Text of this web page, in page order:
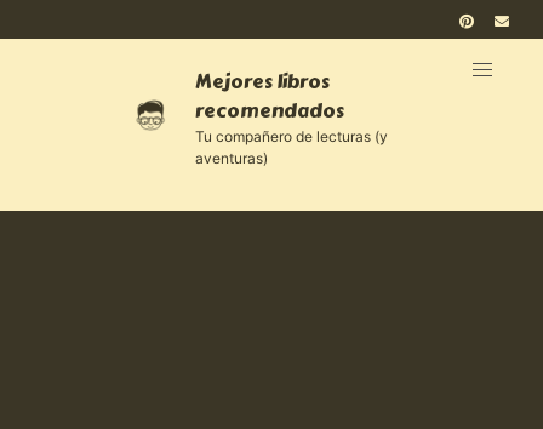
Mejores libros
recomendados
Tu compañero de lecturas (y
aventuras)